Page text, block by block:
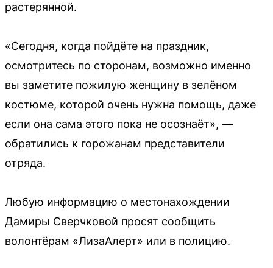
растерянной.
«Сегодня, когда пойдёте на праздник,
осмотритесь по сторонам, возможно именно
вы заметите пожилую женщину в зелёном
костюме, которой очень нужна помощь, даже
если она сама этого пока не осознаёт», —
обратились к горожанам представители
отряда.
Любую информацию о местонахождении
Дамиры Сверчковой просят сообщить
волонтёрам «ЛизаАлерт» или в полицию.